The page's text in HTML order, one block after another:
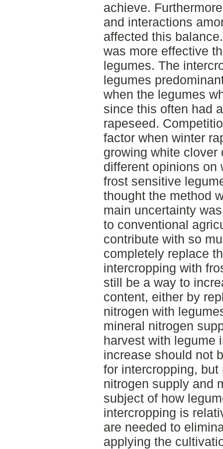
achieve.
and interactions
affected this
was more effective
legumes. The
legumes
when the legumes
since this often had
rapeseed.
factor when winter
growing white clover
different opinions on
frost sensitive
thought the method
main uncertainty
to conventional
contribute with so
completely replace
intercropping with
still be a way to
content, either by
nitrogen with
mineral nitrogen
harvest with legume
increase should not
for intercropping,
nitrogen supply and
subject of how
intercropping is
are needed to
applying the